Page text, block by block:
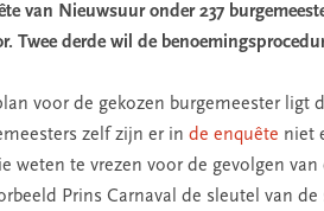
van Nieuwsuur onder 237
Twee derde wil de
voor de gekozen burgemeester
zelf zijn er in de enquête niet
weten te vrezen voor de gevolgen
Prins Carnaval de sleutel van